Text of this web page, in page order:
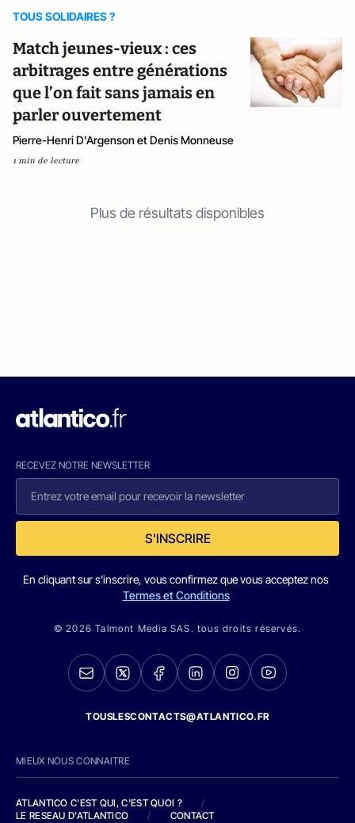
TOUS SOLIDAIRES ?
Match jeunes-vieux : ces
arbitrages entre générations
que l’on fait sans jamais en
parler ouvertement
Pierre-Henri D'Argenson et Denis Monneuse
1 min de lecture
Plus de résultats disponibles
RECEVEZ NOTRE NEWSLETTER
S'INSCRIRE
En cliquant sur s'inscrire, vous confirmez que vous acceptez nos
Termes et Conditions
© 2026 Talmont Media SAS. tous droits réservés.
TOUSLESCONTACTS@ATLANTICO.FR
MIEUX NOUS CONNAITRE
ATLANTICO C'EST QUI, C'EST QUOI ?
/
LE RESEAU D'ATLANTICO
/ CONTACT